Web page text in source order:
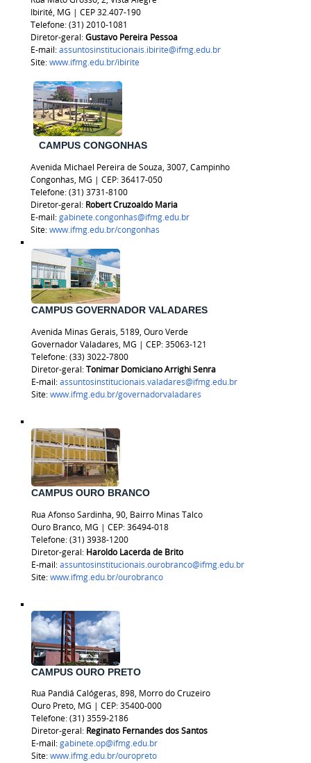
Ibirité, MG | CEP 32.407-190
Telefone: (31) 2010-1081
Diretor-geral:Gustavo Pereira Pessoa
E-mail:assuntosinstitucionais.ibirite@ifmg.edu.br
Site:www.ifmg.edu.br/ibirite
CAMPUS CONGONHAS
Avenida Michael Pereira de Souza, 3007, Campinho
Congonhas, MG | CEP: 36417-050
Telefone: (31) 3731-8100
Diretor-geral: Robert Cruzoaldo Maria
E-mail:gabinete.congonhas@ifmg.edu.br
Site:www.ifmg.edu.br/congonhas
CAMPUS GOVERNADOR VALADARES
Avenida Minas Gerais, 5189, Ouro Verde
Governador Valadares, MG | CEP: 35063-121
Telefone: (33) 3022-7800
Diretor-geral:Tonimar Domiciano Arrighi Senra
E-mail:assuntosinstitucionais.valadares@ifmg.edu.br
Site:www.ifmg.edu.br/governadorvaladares
CAMPUS OURO BRANCO
Rua Afonso Sardinha, 90, Bairro Minas Talco
Ouro Branco, MG | CEP: 36494-018
Telefone:(31) 3938-1200
Diretor-geral: Haroldo Lacerda de Brito
E-mail:assuntosinstitucionais.ourobranco@ifmg.edu.br
Site:www.ifmg.edu.br/ourobranco
CAMPUS OURO PRETO
Rua Pandiá Calógeras, 898, Morro do Cruzeiro
Ouro Preto, MG | CEP: 35400-000
Telefone: (31) 3559-2186
Diretor-geral: Reginato Fernandes dos Santos
E-mail:gabinete.op@ifmg.edu.br
Site:www.ifmg.edu.br/ouropreto